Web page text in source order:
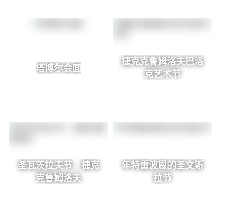
塔博尔会面
捷克克鲁姆洛夫巴洛
克艺术节
圣瓦茨拉夫节，捷克
克鲁姆洛夫
年特雷波恩的圣文斯
拉节